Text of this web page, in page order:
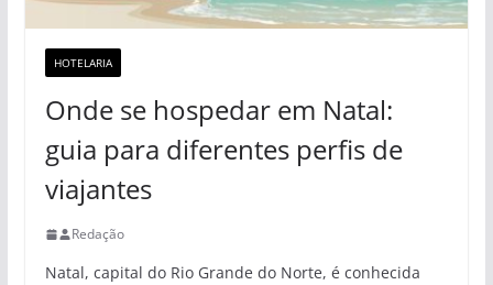
HOTELARIA
Onde se hospedar em Natal:
guia para diferentes perfis de
viajantes
Redação
Natal, capital do Rio Grande do Norte, é conhecida